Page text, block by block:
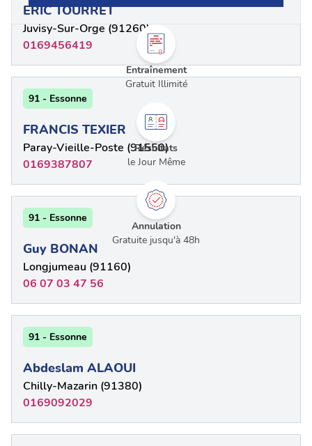
Entraînement
Gratuit Illimité
Résultats
le Jour Même
Annulation
Gratuite jusqu'à 48h
ERIC TOURRET
Juvisy-Sur-Orge (91260)
0169456419
91 - Essonne
FRANCIS TEXIER
Paray-Vieille-Poste (91550)
0169387807
91 - Essonne
Guy BONAN
Longjumeau (91160)
06 07 03 47 56
91 - Essonne
Abdeslam ALAOUI
Chilly-Mazarin (91380)
0169092029